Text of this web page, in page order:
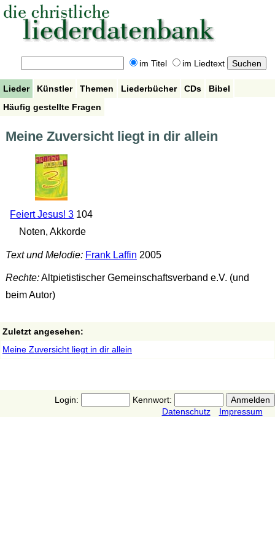
im Titel im Liedtext
Lieder Künstler Themen Liederbücher CDs
Bibel
Häufig gestellte Fragen
Meine Zuversicht liegt in dir allein
Feiert Jesus! 3 104
Noten, Akkorde
Text und Melodie: Frank Laffin 2005
Rechte:Altpietistischer Gemeinschaftsverband e.V. (und
beim Autor)
Zuletzt angesehen:
Meine Zuversicht liegt in dir allein
Login:
Kennwort:
Datenschutz
Impressum